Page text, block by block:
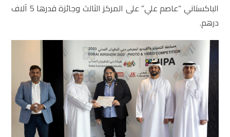
الباكستاني “عاصم علي” على المركز الثالث وجائزة قدرها 5 آلاف
درهم.